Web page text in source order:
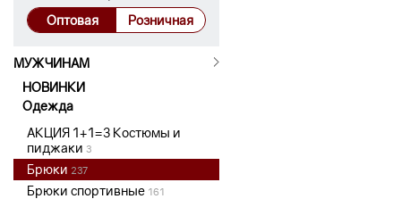
Оптовая
Розничная
МУЖЧИНАМ
НОВИНКИ
Одежда
АКЦИЯ 1+1=3 Костюмы и
пиджаки 3
Брюки 237
Брюки спортивные 161